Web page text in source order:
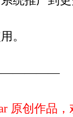
。
原创作品